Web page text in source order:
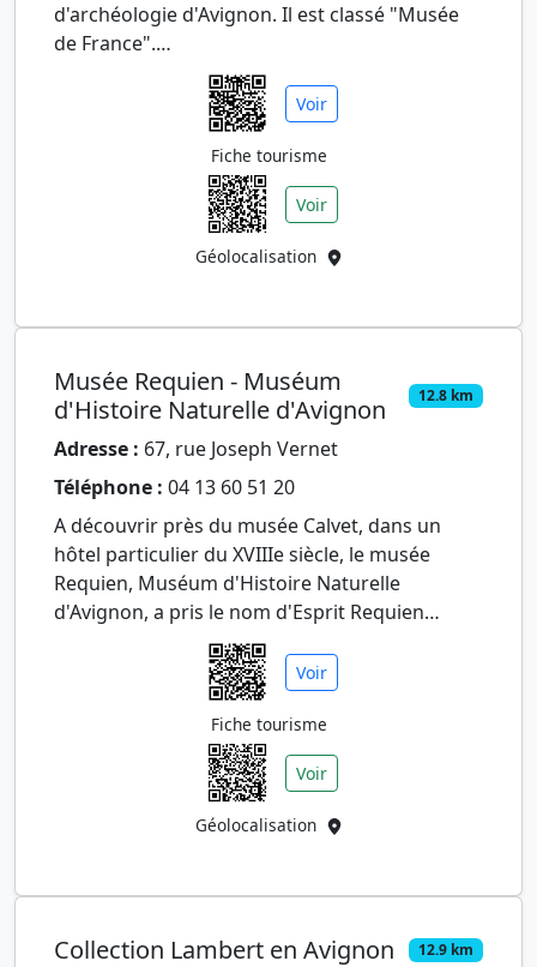
d'archéologie d'Avignon. Il est classé "Musée
de France".
Sa partie "beaux-arts" est installée dans l'hôtel
Voir
Fiche tourisme
Voir
Géolocalisation
Musée Requien - Muséum
d'Histoire Naturelle d'Avignon
12.8 km
Adresse : 67, rue Joseph Vernet
Téléphone : 04 13 60 51 20
A découvrir près du musée Calvet, dans un
hôtel particulier du XVIIIe siècle, le musée
Requien, Muséum d'Histoire Naturelle
d'Avignon, a pris le nom d'Esprit Requien
(1758-1851), naturaliste avignonna…
Voir
Fiche tourisme
Voir
Géolocalisation
Collection Lambert en Avignon 12.9 km